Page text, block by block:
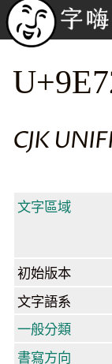
CJK
文字區域
初始版本
文字語系
一般分類
書寫方向